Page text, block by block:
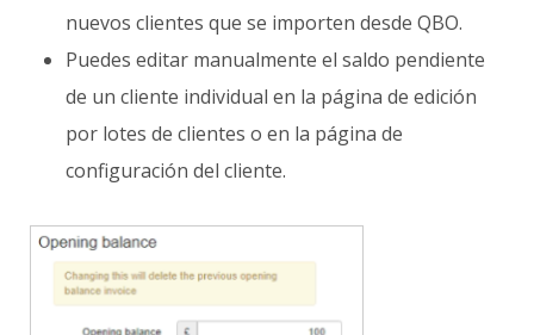
nuevos clientes que se importen desde QBO.
Puedes editar manualmente el saldo pendiente
de un cliente individual en la página de edición
por lotes de clientes o en la página de
configuración del cliente.